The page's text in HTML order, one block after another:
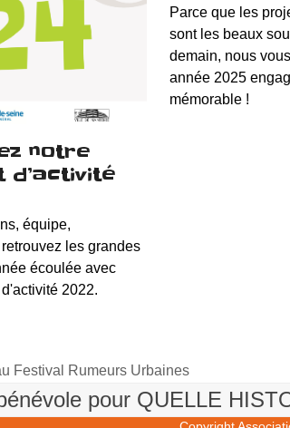
notre
équipe,
les grandes
écoulée avec
2022.
Parce que les
sont les beaux
demain, nous
année 2025
mémorable !
Festival Rumeurs Urbaines
pour QUELLE